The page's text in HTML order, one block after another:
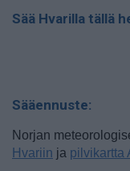
Sää Hvarilla tällä
Sääennuste:
Norjan
Hvariin ja pilvikartta